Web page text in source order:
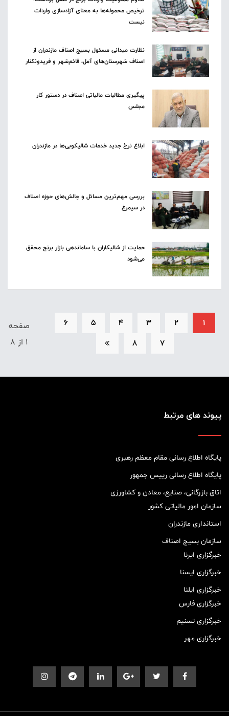
ترخیص محموله‌ها به معنای آزادسازی واردات
نیست
نظارت میدانی مسئول بسیج اصناف مازندران از
اصناف شهرستان‌های آمل، قائم‌شهر و فریدونکنار
پیگیری مطالبات مالیاتی اصناف در دستور کار
مجلس
ابلاغ نرخ جدید خدمات شالیکوبی‌ها در مازندران
بررسی مهم‌ترین مسائل و چالش‌های حوزه اصناف
در سیمرغ
حمایت از شالیکاران با ساماندهی بازار برنج محقق
می‌شود
1
2
3
4
5
6
7
8
صفحه
1 از 8
پیوند های مرتبط
پایگاه اطلاع رسانی مقام معظم رهبری
پایگاه اطلاع رسانی رییس جمهور
اتاق بازرگانی، صنایع، معادن و کشاورزی
سازمان امور مالیاتی کشور
استانداری مازندران
سازمان بسیج اصناف
خبرگزاری ایرنا
خبرگزاری ایسنا
خبرگزاری ایلنا
خبرگزاری فارس
خبرگزاری تسنیم
خبرگزاری مهر